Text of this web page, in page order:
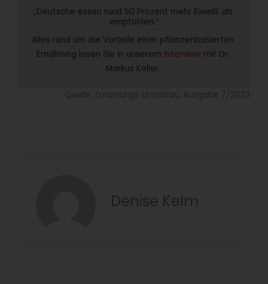
„Deutsche essen rund 50 Prozent mehr Eiweiß als
empfohlen.“
Alles rund um die Vorteile einer pflanzenbasierten
Ernährung lesen Sie in unserem Interview mit Dr.
Markus Keller.
Quelle: Ernährungs Umschau, Ausgabe 7/2023
Denise Kelm